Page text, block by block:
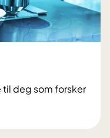
til deg som forsker